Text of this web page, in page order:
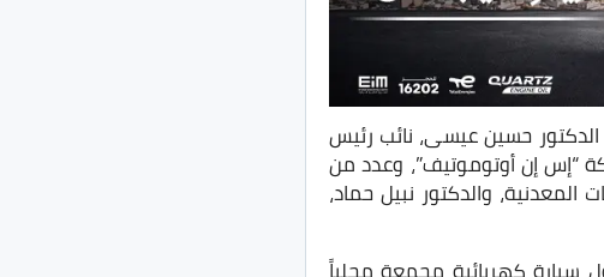
الدكتور حسين عيسى، نائب رئيس
“إس إن أوتوموتيف”، وعدد من
والدكتور نبيل حماد،